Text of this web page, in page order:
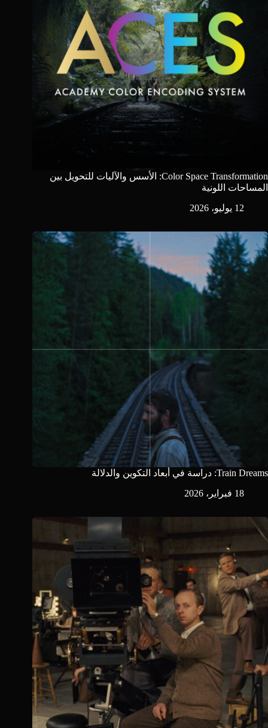
Color Space Transformation: الأسس والآليات للتحويل بين
المساحات اللونية
12 يوليو، 2026
Train Dreams: دراسة في أبعاد التكوين والدلالة
18 فبراير، 2026